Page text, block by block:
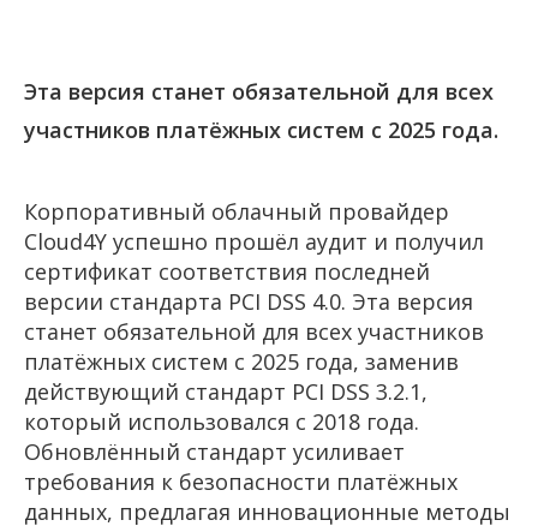
Эта версия станет обязательной для всех
участников платёжных систем с 2025 года.
Корпоративный облачный провайдер
Cloud4Y успешно прошёл аудит и получил
сертификат соответствия последней
версии стандарта PCI DSS 4.0. Эта версия
станет обязательной для всех участников
платёжных систем с 2025 года, заменив
действующий стандарт PCI DSS 3.2.1,
который использовался с 2018 года.
Обновлённый стандарт усиливает
требования к безопасности платёжных
данных, предлагая инновационные методы